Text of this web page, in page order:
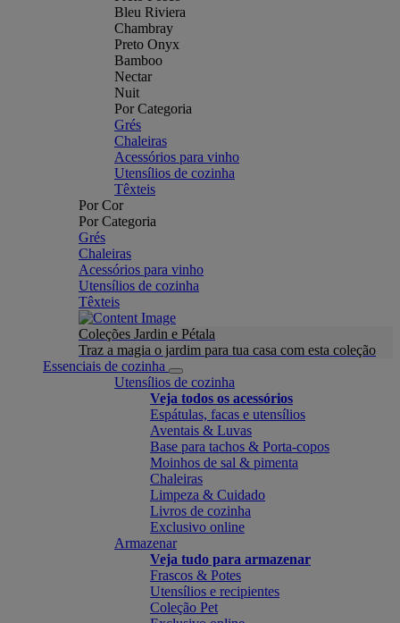
Bleu Riviera
Chambray
Preto Onyx
Bamboo
Nectar
Nuit
Por Categoria
Grés
Chaleiras
Acessórios para vinho
Utensílios de cozinha
Têxteis
Por Cor
Por Categoria
Grés
Chaleiras
Acessórios para vinho
Utensílios de cozinha
Têxteis
Coleções Jardin e Pétala
Traz a magia o jardim para tua casa com esta coleção
Essenciais de cozinha
Utensílios de cozinha
Veja todos os acessórios
Espátulas, facas e utensílios
Aventais & Luvas
Base para tachos & Porta-copos
Moinhos de sal & pimenta
Chaleiras
Limpeza & Cuidado
Livros de cozinha
Exclusivo online
Armazenar
Veja tudo para armazenar
Frascos & Potes
Utensílios e recipientes
Coleção Pet